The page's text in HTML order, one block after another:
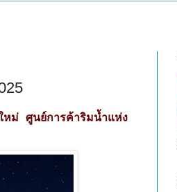
หม่ ศูนย์การค้าริมน้ำแห่ง